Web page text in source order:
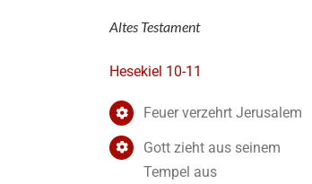
Altes Testament
Hesekiel 10-11
Feuer verzehrt Jerusalem
Gott zieht aus seinem
Tempel aus